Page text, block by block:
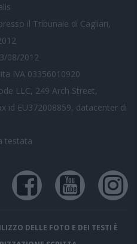
il Tribunale di Cagliari,
08/2012
IVA 03356010920
LLC, 249 Arch Street,
id EU372008859, datacenter di
testata
DELLE FOTO E DEI TESTI È